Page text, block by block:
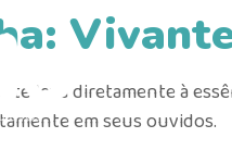
te leva diretamente à
em seus ouvidos.